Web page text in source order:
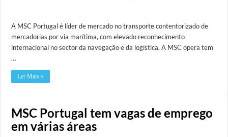
A MSC Portugal é líder de mercado no transporte contentorizado de
mercadorias por via marítima, com elevado reconhecimento
internacional no sector da navegação e da logística. A MSC opera tem
…
Ler Mais »
MSC Portugal tem vagas de emprego
em várias áreas